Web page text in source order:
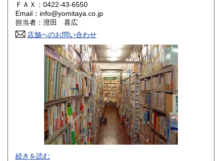
山口県 400円
香川県 400円
400円 福岡県
400円 長崎県
400円 大分県
400円 鹿児島県
400円
ＦＡＸ：0422-43-6550
Email：info@yomitaya.co.jp
担当者：澄田 喜広
店舗へのお問い合わせ
続きを読む